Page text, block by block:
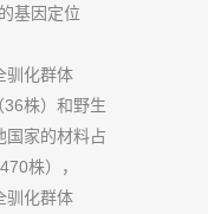
基因定位
驯化群体
株）和野生
国家的材料占
株），
驯化群体